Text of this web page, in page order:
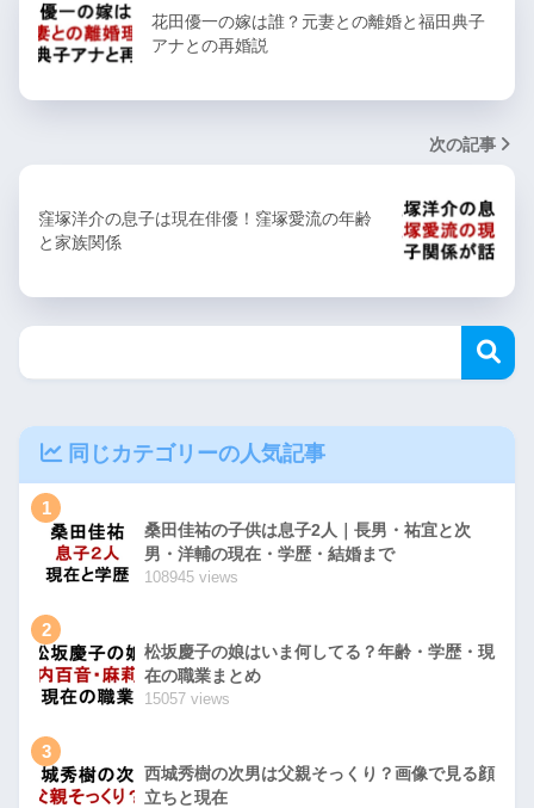
花田優一の嫁は誰？元妻との離婚と福田典子
アナとの再婚説
次の記事
窪塚洋介の息子は現在俳優！窪塚愛流の年齢
と家族関係
同じカテゴリーの人気記事
1
桑田佳祐の子供は息子2人｜長男・祐宜と次
男・洋輔の現在・学歴・結婚まで
108945 views
2
松坂慶子の娘はいま何してる？年齢・学歴・現
在の職業まとめ
15057 views
3
西城秀樹の次男は父親そっくり？画像で見る顔
立ちと現在